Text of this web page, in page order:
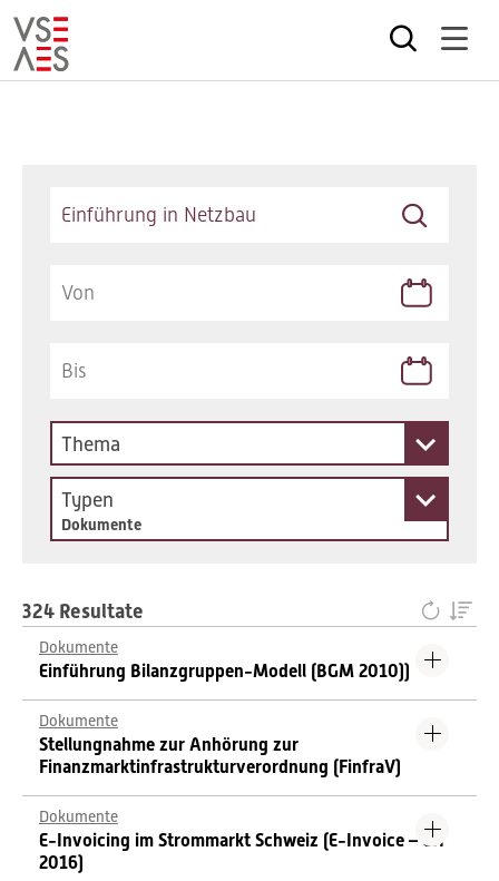
Thema
Typen
Dokumente
324 Resultate
Dokumente
Einführung Bilanzgruppen-Modell (BGM 2010))
Dokumente
Stellungnahme zur Anhörung zur
Finanzmarktinfrastrukturverordnung (FinfraV)
Dokumente
E-Invoicing im Strommarkt Schweiz (E-Invoice – CH
2016)